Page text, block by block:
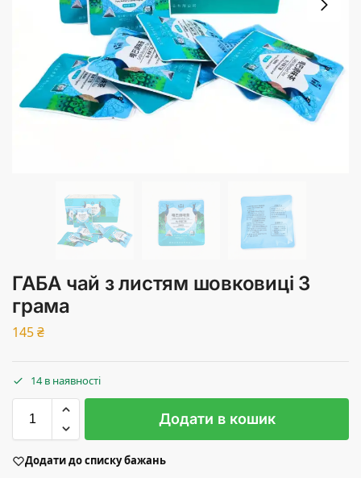
ГАБА чай з листям шовковиці 3
грама
145₴
14 в наявності
Додати в кошик
Додати до списку бажань